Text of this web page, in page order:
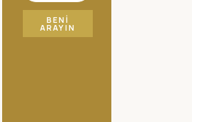
BENI
ARAYIN